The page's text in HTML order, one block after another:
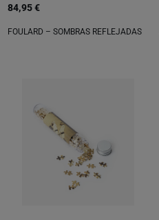
84,95 €
FOULARD – SOMBRAS REFLEJADAS